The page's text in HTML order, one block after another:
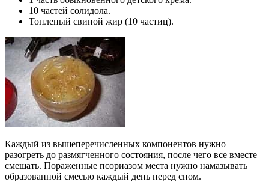
10 частей солидола.
Топленый свиной жир (10 частиц).
Каждый из вышеперечисленных компонентов нужно
разогреть до размягченного состояния, после чего все вместе
смешать. Пораженные псориазом места нужно намазывать
образованной смесью каждый день перед сном.